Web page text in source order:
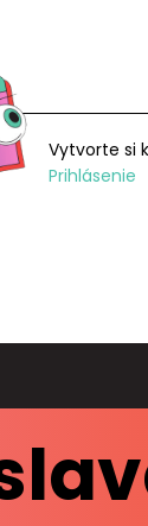
Vytvorte si
Prihlásenie